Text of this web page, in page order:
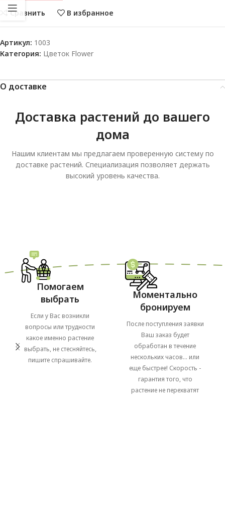
Сравнить
В избранное
Артикул: 1003
Категория: Цветок Flower
О доставке
Доставка растений до вашего
дома
Нашим клиентам мы предлагаем проверенную систему по
доставке растений. Специализация позволяет держать
высокий уровень качества.
Помогаем
выбрать
Если у Вас возникли
вопросы или трудности
какое именно растение
выбрать, не стесняйтесь,
пишите спрашивайте.
Моментально
бронируем
После поступления заявки
Ваш заказ будет
обработан в течение
нескольких часов... или
еще быстрее! Скорость -
гарантия того, что
растение не перехватят